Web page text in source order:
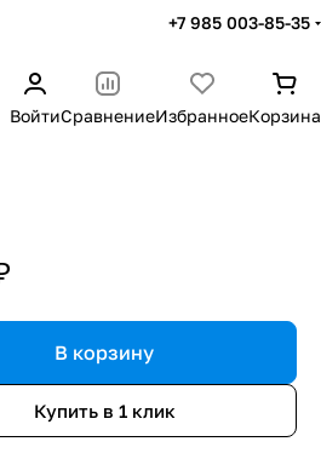
+7 985 003-85-35
ВойтиСравнениеИзбранноеКорзина
В корзину
Купить в 1 клик